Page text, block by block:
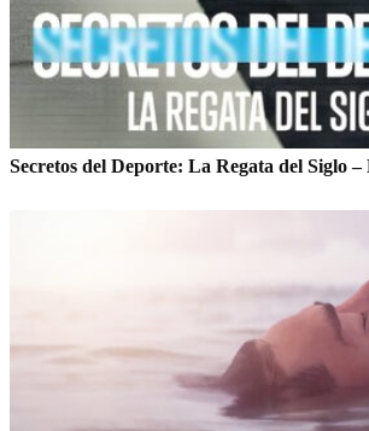
Secretos del Deporte: La Regata del Siglo